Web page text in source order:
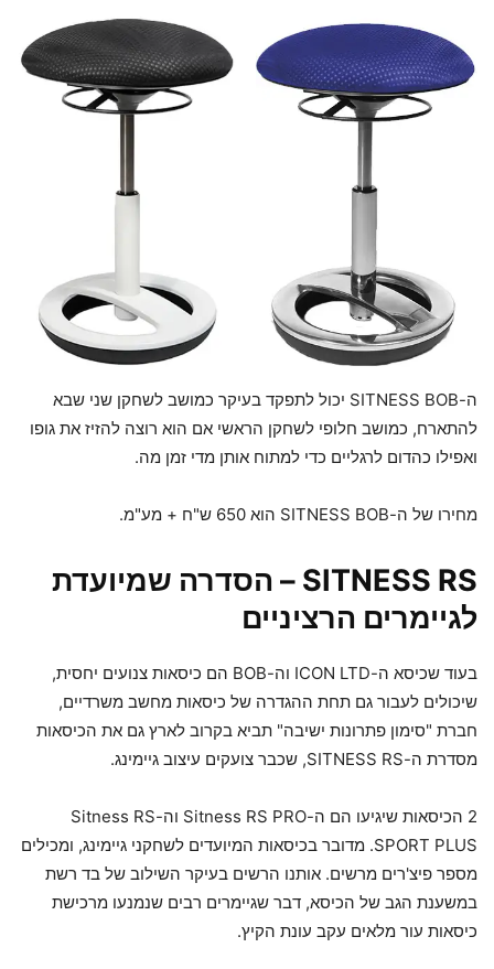
ה-SITNESS BOB יכול לתפקד בעיקר כמושב לשחקן שני שבא
להתארח, כמושב חלופי לשחקן הראשי אם הוא רוצה להזיז את גופו
ואפילו כהדום לרגליים כדי למתוח אותן מדי זמן מה.
מחירו של ה-SITNESS BOB הוא 650 ש"ח + מע"מ.
SITNESS RS – הסדרה שמיועדת
לגיימרים הרציניים
בעוד שכיסא ה-ICON LTD וה-BOB הם כיסאות צנועים יחסית,
שיכולים לעבור גם תחת ההגדרה של כיסאות מחשב משרדיים,
חברת "סימון פתרונות ישיבה" תביא בקרוב לארץ גם את הכיסאות
מסדרת ה-SITNESS RS, שכבר צועקים עיצוב גיימינג.
2 הכיסאות שיגיעו הם ה-Sitness RS PRO וה-Sitness RS
SPORT PLUS. מדובר בכיסאות המיועדים לשחקני גיימינג, ומכילים
מספר פיצ'רים מרשים. אותנו הרשים בעיקר השילוב של בד רשת
במשענת הגב של הכיסא, דבר שגיימרים רבים שנמנעו מרכישת
כיסאות עור מלאים עקב עונת הקיץ.